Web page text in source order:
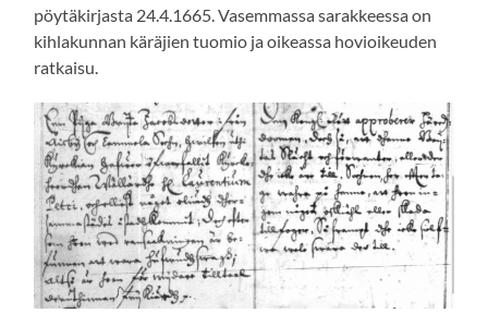
pöytäkirjasta 24.4.1665. Vasemmassa sarakkeessa on
kihlakunnan käräjien tuomio ja oikeassa hovioikeuden
ratkaisu.